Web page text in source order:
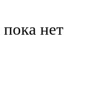
нет